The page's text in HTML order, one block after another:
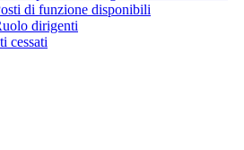
di funzione disponibili
dirigenti
cessati